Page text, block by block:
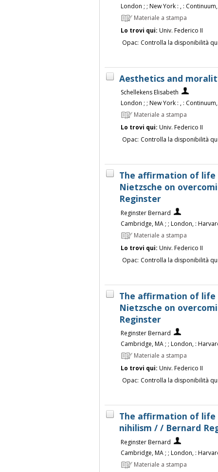
London ; ; New York : , :
Materiale a stampa
Lo trovi qui: Univ. Federico II
Opac: Controlla la disponibilità
Aesthetics and
Schellekens Elisabeth
London ; ; New York : , :
Materiale a stampa
Lo trovi qui: Univ. Federico II
Opac: Controlla la disponibilità
The affirmation of life
Nietzsche on
Reginster
Reginster Bernard
Cambridge, MA ; ; London, :
Materiale a stampa
Lo trovi qui: Univ. Federico II
Opac: Controlla la disponibilità
The affirmation of life
Nietzsche on
Reginster
Reginster Bernard
Cambridge, MA ; ; London, :
Materiale a stampa
Lo trovi qui: Univ. Federico II
Opac: Controlla la disponibilità
The affirmation of life
nihilism / / Bernard
Reginster Bernard
Cambridge, MA ; ; London, :
Materiale a stampa